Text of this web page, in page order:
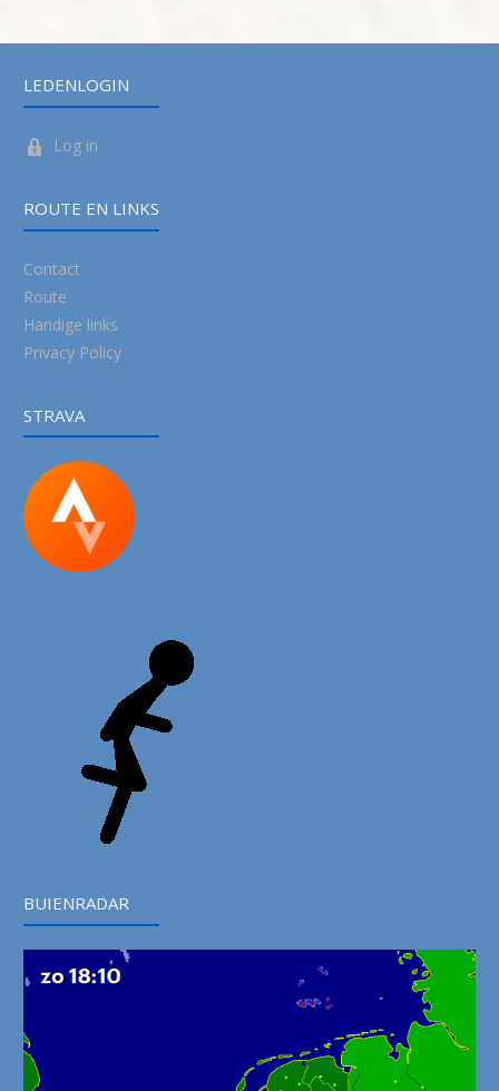
LEDENLOGIN
Log in
ROUTE EN LINKS
Contact
Route
Handige links
Privacy Policy
STRAVA
BUIENRADAR